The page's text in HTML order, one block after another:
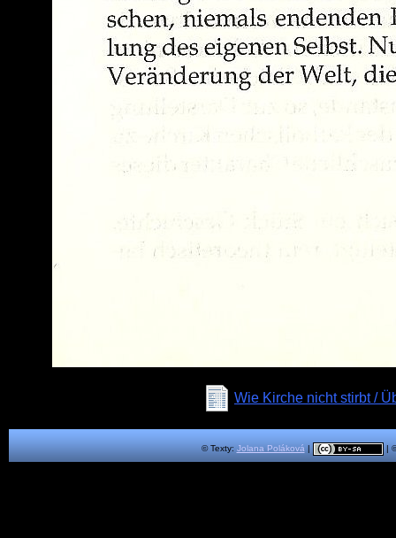
Wie Kirche nicht stirbt /
© Texty: Jolana Poláková | |